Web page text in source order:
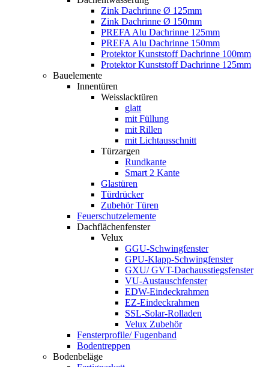
Zink Dachrinne Ø 125mm
Zink Dachrinne Ø 150mm
PREFA Alu Dachrinne 125mm
PREFA Alu Dachrinne 150mm
Protektor Kunststoff Dachrinne 100mm
Protektor Kunststoff Dachrinne 125mm
Bauelemente
Innentüren
Weisslacktüren
glatt
mit Füllung
mit Rillen
mit Lichtausschnitt
Türzargen
Rundkante
Smart 2 Kante
Glastüren
Türdrücker
Zubehör Türen
Feuerschutzelemente
Dachflächenfenster
Velux
GGU-Schwingfenster
GPU-Klapp-Schwingfenster
GXU/ GVT-Dachausstiegsfenster
VU-Austauschfenster
EDW-Eindeckrahmen
EZ-Eindeckrahmen
SSL-Solar-Rolladen
Velux Zubehör
Fensterprofile/ Fugenband
Bodentreppen
Bodenbeläge